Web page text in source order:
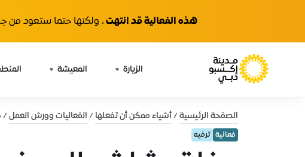
هذه الفعالية قد انتهت ، ولكنها حتما ستعود من
الزيارة المعيشة
الصفحة الرئيسية أشياء ممكن أن تفعلها الفعاليات وورش العمل
فعالية ترفيه